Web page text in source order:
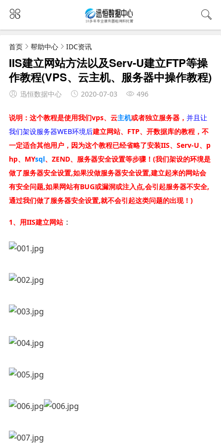
首页 帮助中心 IDC资讯
IIS建立网站方法以及Serv-U建立FTP等操
作教程(VPS、云主机、服务器中操作教程)
迅恒数据中心 2020-07-03 496
说明：这个教程是使用我们vps、云主机或者独立服务器， 并且让
我们架设服务器WEB环境后建立网站、FTP、开数据库的教程，不
一定适合其他用户，因为这个教程已经省略了安装IIS、Serv-U、p
hp、MYsql、ZEND、服务器安全设置等步骤！(我们架设的环境是
做了服务器安全设置,如果没做服务器安全设置,建立起来的网站会
有安全问题,如果网站有BUG或漏洞或注入点,会引起服务器不安全,
通过我们做了服务器安全设置,就不会引起这类问题的出现！)
1、用IIS建立网站：